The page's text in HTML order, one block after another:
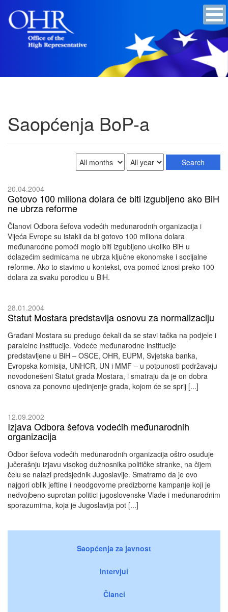
Saopćenja BoP-a
20.04.2004
Gotovo 100 miliona dolara će biti izgubljeno ako BiH
ne ubrza reforme
Članovi Odbora šefova vodećih međunarodnih organizacija i
Vijeća Evrope su istakli da bi gotovo 100 miliona dolara
međunarodne pomoći moglo biti izgubljeno ukoliko BiH u
dolazećim sedmicama ne ubrza ključne ekonomske i socijalne
reforme. Ako to stavimo u kontekst, ova pomoć iznosi preko 100
dolara za svaku porodicu u BiH.
28.01.2004
Statut Mostara predstavlja osnovu za normalizaciju
Građani Mostara su predugo čekali da se stavi tačka na podjele i
paralelne institucije. Vodeće međunarodne institucije
predstavljene u BiH – OSCE, OHR, EUPM, Svjetska banka,
Evropska komisija, UNHCR, UN i MMF – u potpunosti podržavaju
novodonešeni Statut grada Mostara, i smatraju da je on dobra
osnova za ponovno ujedinjenje grada, kojom će se sprij [...]
12.09.2002
Izjava Odbora šefova vodećih međunarodnih
organizacija
Odbor šefova vodećih međunarodnih organizacija oštro osuđuje
jučerašnju izjavu visokog dužnosnika političke stranke, na čijem
čelu se nalazi predsjednik Jugoslavije. Smatramo da je ovo
najgori oblik jeftine i neodgovorne predizborne kampanje koji je
nedvojbeno suprotan politici jugoslovenske Vlade i međunarodnim
sporazumima, koja je Jugoslavija pot [...]
Saopćenja za javnost
Intervjui
Članci